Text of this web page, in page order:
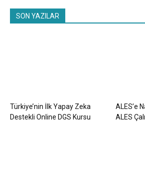
SON YAZILAR
Türkiye’nin İlk Yapay Zeka
Destekli Online DGS Kursu
ALES’e
ALES